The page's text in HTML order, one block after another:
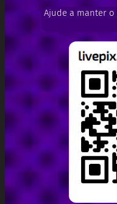
Ajude a manter o